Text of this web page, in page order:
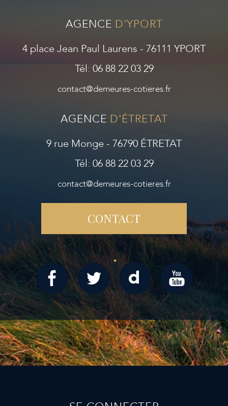
AGENCE D'YPORT
4 place Jean Paul Laurens - 76111 YPORT
Tél: 06 88 22 03 29
contact@demeures-cotieres.fr
AGENCE D'ÉTRETAT
9 rue Monge - 76790 ÉTRETAT
Tél: 06 88 22 03 29
contact@demeures-cotieres.fr
CONTACT